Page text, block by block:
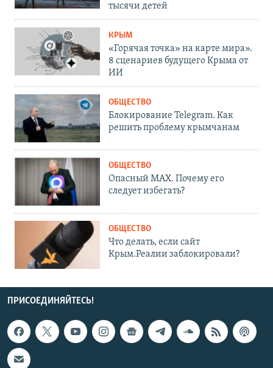
тысячи детей
КРЫМ
«Горячая точка» на карте мира».
8 сценариев будущего Крыма от
ИИ
ОБЩЕСТВО
Блокирование Telegram. Как
решить проблему крымчанам
ОБЩЕСТВО
Опасный MAX. Почему его
следует избегать?
ОБЩЕСТВО
Что делать, если сайт
Крым.Реалии заблокировали?
ПРИСОЕДИНЯЙТЕСЬ!